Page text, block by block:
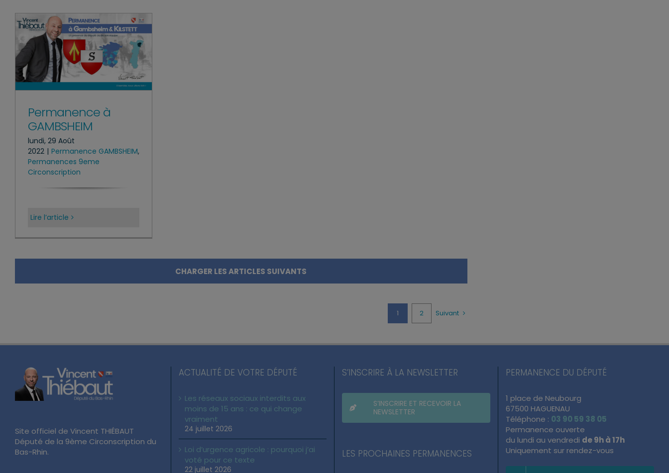
Permanence à
GAMBSHEIM
lundi, 29 Août
2022 | Permanence GAMBSHEIM,
Permanences 9eme
Circonscription
Lire l’article
CHARGER LES ARTICLES SUIVANTS
1 2 Suivant
Site officiel de Vincent THIÉBAUT
Député de la 9ème Circonscription du
Bas-Rhin.
ACTUALITÉ DE VOTRE DÉPUTÉ
Les réseaux sociaux interdits aux
moins de 15 ans : ce qui change
vraiment
24 juillet 2026
Loi d’urgence agricole : pourquoi j’ai
voté pour ce texte
22 juillet 2026
S’INSCRIRE À LA NEWSLETTER
S’INSCRIRE ET RECEVOIR LA
NEWSLETTER
LES PROCHAINES PERMANENCES
PERMANENCE DU DÉPUTÉ
1 place de Neubourg
67500 HAGUENAU
Téléphone : 03 90 59 38 05
Permanence ouverte
du lundi au vendredi de 9h à 17h
Uniquement sur rendez-vous